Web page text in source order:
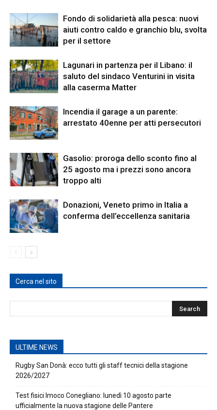
Fondo di solidarietà alla pesca: nuovi
aiuti contro caldo e granchio blu, svolta
per il settore
Lagunari in partenza per il Libano: il
saluto del sindaco Venturini in visita
alla caserma Matter
Incendia il garage a un parente:
arrestato 40enne per atti persecutori
Gasolio: proroga dello sconto fino al
25 agosto ma i prezzi sono ancora
troppo alti
Donazioni, Veneto primo in Italia a
conferma dell’eccellenza sanitaria
Cerca nel sito
ULTIME NEWS
Rugby San Donà: ecco tutti gli staff tecnici della stagione
2026/2027
Test fisici Imoco Conegliano: lunedì 10 agosto parte
ufficialmente la nuova stagione delle Pantere